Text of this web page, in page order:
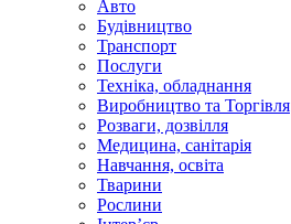
Авто
Будівництво
Транспорт
Послуги
Техніка, обладнання
Виробництво та Торгівля
Розваги, дозвілля
Медицина, санітарія
Навчання, освіта
Тварини
Рослини